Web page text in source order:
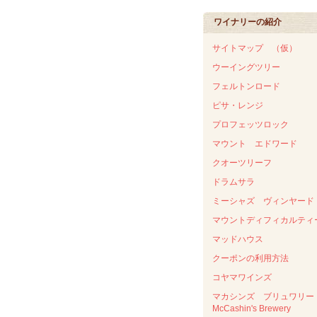
ワイナリーの紹介
サイトマップ （仮）
ウーイングツリー
フェルトンロード
ピサ・レンジ
プロフェッツロック
マウント エドワード
クオーツリーフ
ドラムサラ
ミーシャズ ヴィンヤード
マウントディフィカルティ
マッドハウス
クーポンの利用方法
コヤマワインズ
マカシンズ ブリュワリ
McCashin's Brewery